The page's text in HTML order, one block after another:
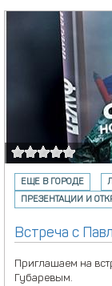
Пн Вт
11
18
24 25
31 1
ЕЩЕ В ГОРОДЕ
ПРЕЗЕНТАЦИИ И
Встреча с
Приглашаем на
Губаревым.